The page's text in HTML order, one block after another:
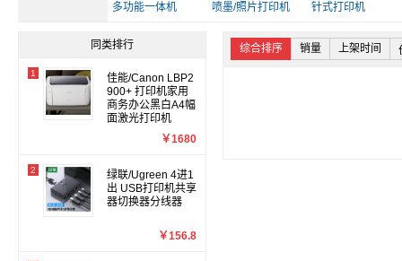
爱立熊 佳能 得力/deli
多功能一体机 喷墨/照片打印机 针式打印机
其他电脑配件 读卡器/转换器 办公收纳
同类排行
1
佳能/Canon LBP2
900+ 打印机家用
商务办公黑白A4幅
面激光打印机
￥1680
2
绿联/Ugreen 4进1
出 USB打印机共享
器切换器分线器
￥156.8
综合排序 销量 上架时间